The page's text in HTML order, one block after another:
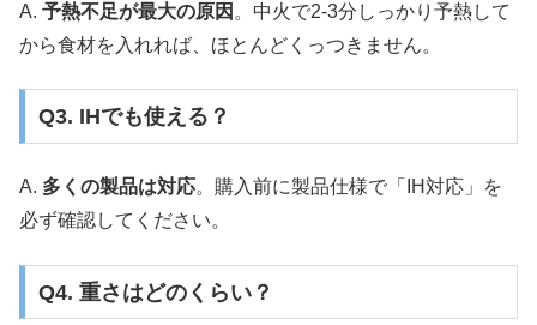
A. 予熱不足が最大の原因 。中火で2-3分しっかり予熱して
から食材を入れれば、ほとんどくっつきません。
Q3. IHでも使える？
A. 多くの製品は対応。購入前に製品仕様で「IH対応」を
必ず確認してください。
Q4. 重さはどのくらい？